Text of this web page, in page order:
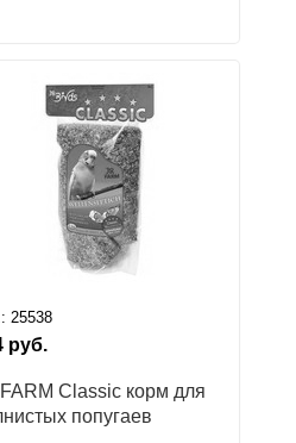
25538
руб.
Classic корм для
попугаев